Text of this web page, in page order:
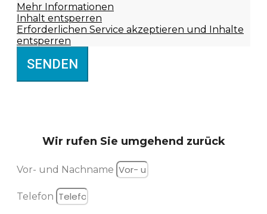
Mehr Informationen
Inhalt entsperren
Erforderlichen Service akzeptieren und Inhalte
entsperren
SENDEN
Wir rufen Sie umgehend zurück
Vor- und Nachname
Telefon